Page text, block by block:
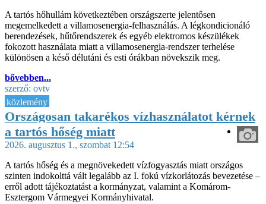
A tartós hőhullám következtében országszerte jelentősen
megemelkedett a villamosenergia-felhasználás. A légkondicionáló
berendezések, hűtőrendszerek és egyéb elektromos készülékek
fokozott használata miatt a villamosenergia-rendszer terhelése
különösen a késő délutáni és esti órákban növekszik meg.
bővebben...
szerző: ovtv
közlemény
Országosan takarékos vízhasználatot kérnek
a tartós hőség miatt
2026. augusztus 1., szombat 12:54
A tartós hőség és a megnövekedett vízfogyasztás miatt országos
szinten indokolttá vált legalább az I. fokú vízkorlátozás bevezetése –
erről adott tájékoztatást a kormányzat, valamint a Komárom-
Esztergom Vármegyei Kormányhivatal.